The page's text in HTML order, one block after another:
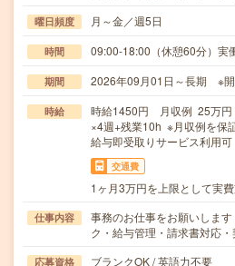
曜日頻度 月～金／週5日
時間 09:00-18:00（休憩60分）実
期間 2026年09月01日～長期 ※
時給
時給1450円 月収例 25万円
×4週+残業10h ※月収例を保
給与即受取りサービス利用可
交通費
1ヶ月3万円を上限として実
仕事内容
事務のお仕事をお願いしま
ク・給与管理・請求書対応
応募資格 ブランクOK / 英語力不要